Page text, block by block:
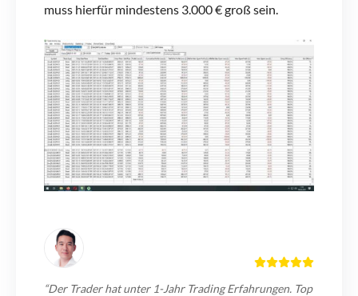
muss hierfür mindestens 3.000 € groß sein.
“Der Trader hat unter 1-Jahr Trading Erfahrungen. Top